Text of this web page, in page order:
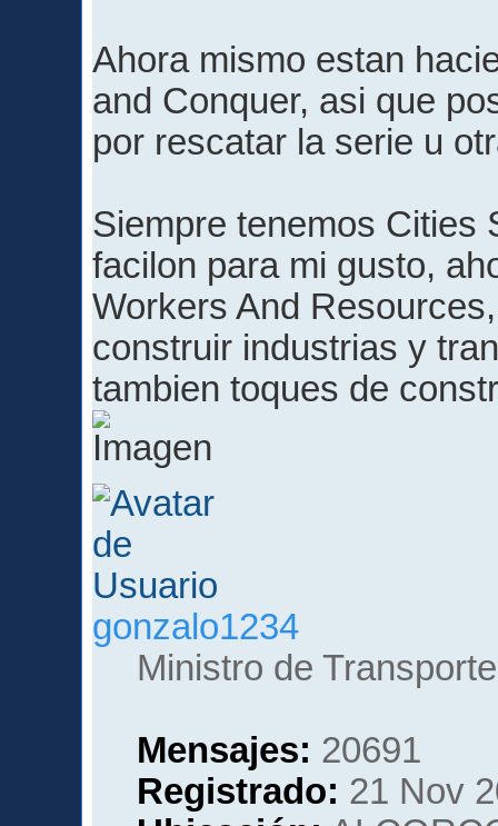
Ahora mismo estan
and Conquer, asi que
por rescatar la serie u
Siempre tenemos Cities
facilon para mi gusto,
Workers And
construir industrias y
tambien toques de
gonzalo1234
Ministro de Transporte
Mensajes: 20691
Registrado: 21 Nov